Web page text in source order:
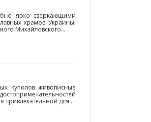
ярко сверкающими
храмов Украины.
Михайловского...
куполов живописные
привлекательной для...